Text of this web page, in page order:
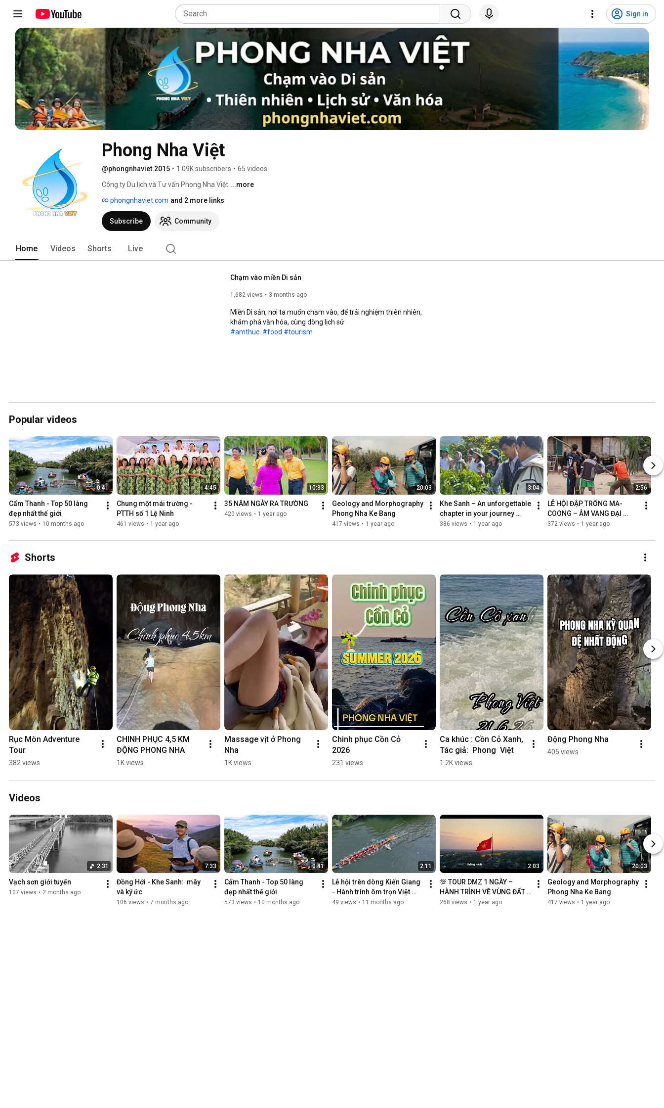
Sign in
Phong Nha Việt
@phongnhaviet.2015 • 1.09K subscribers • 65 videos
Công ty Du lịch và Tư vấn Phong Nha Việt ...more
phongnhaviet.com and 2 more links
Subscribe Community
Home Videos Shorts Live
Chạm vào miền Di sản
1,682 views 3 months ago
Miền Di sản, nơi ta muốn chạm vào, để trải nghiệm thiên nhiên,
#amthuc #food #tourism
Popular videos
0:41
Cẩm Thanh - Top 50 làng
đẹp nhất thế giới
573 views • 10 months ago
4:45
Chung một mái trường -
PTTH số 1 Lệ Ninh
461 views • 1 year ago
10:33
35 NĂM NGÀY RA TRƯỜNG
420 views • 1 year ago
20:03
Geology and Morphography
Phong Nha Ke Bang
417 views • 1 year ago
3:04
Khe Sanh – An unforgettable
chapter in your journey
through Vietnam.
386 views • 1 year ago
2:56
LỄ HỘI ĐẬP TRỐNG MA-
COONG – ÂM VANG ĐẠI
NGÀN TRƯỜNG SƠN
372 views • 1 year ago
Shorts
Rục Mòn Adventure
Tour
382 views
CHINH PHỤC 4,5 KM
ĐỘNG PHONG NHA
1K views
Massage vịt ở Phong
Nha
1K views
Chinh phục Cồn Cỏ
2026
231 views
Ca khúc : Cồn Cỏ Xanh,
Tác giả:  Phong  Việt
1.2K views
Động Phong Nha
405 views
Videos
2:31
Vạch sơn giới tuyến
107 views • 2 months ago
7:33
Đồng Hới - Khe Sanh:  mây
và ký ức
106 views • 7 months ago
0:41
Cẩm Thanh - Top 50 làng
đẹp nhất thế giới
573 views • 10 months ago
2:11
Lễ hội trên dòng Kiến Giang
- Hành trình ôm trọn Việt
Nam
49 views • 11 months ago
2:03
💯 TOUR DMZ 1 NGÀY –
HÀNH TRÌNH VỀ VÙNG ĐẤT
LỬA QUẢNG TRỊ
268 views • 1 year ago
20:03
Geology and Morphography
Phong Nha Ke Bang
417 views • 1 year ago